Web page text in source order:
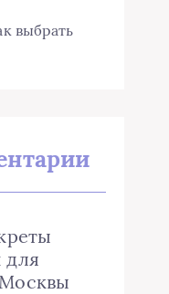
выбрать
для